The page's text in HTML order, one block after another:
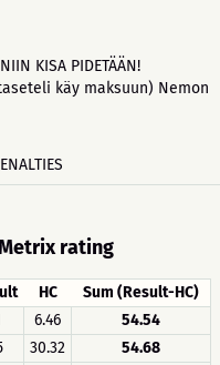
KISA PIDETÄÄN!
käy maksuun) Nemon
rating
HC
Sum (Result-HC)
6.46
54.54
30.32
54.68